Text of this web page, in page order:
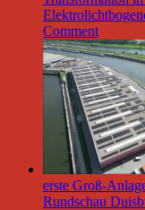
Comment
erste Groß-
Rundschau